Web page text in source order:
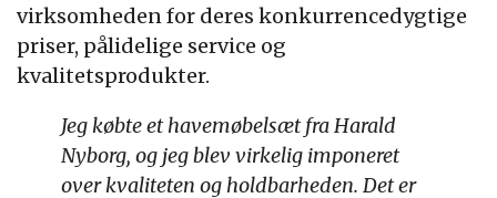
virksomheden for deres konkurrencedygtige
priser, pålidelige service og
kvalitetsprodukter.
Jeg købte et havemøbelsæt fra Harald
Nyborg, og jeg blev virkelig imponeret
over kvaliteten og holdbarheden. Det er